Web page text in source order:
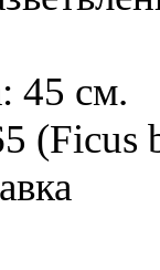
45 см.
(Ficus